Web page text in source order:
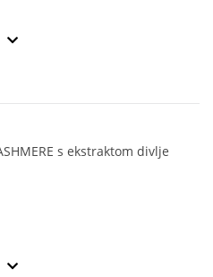
s ekstraktom divlje